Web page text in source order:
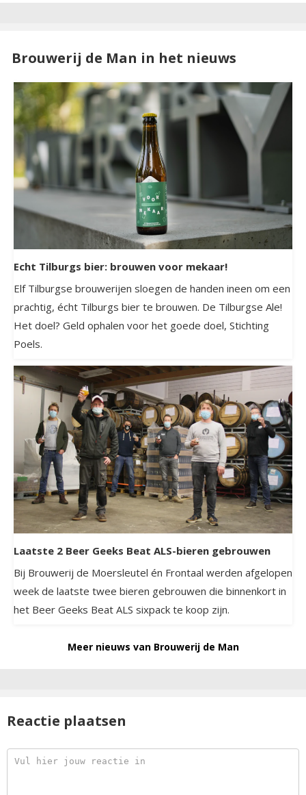
Brouwerij de Man in het nieuws
Echt Tilburgs bier: brouwen voor mekaar!
Elf Tilburgse brouwerijen sloegen de handen ineen om een
prachtig, écht Tilburgs bier te brouwen. De Tilburgse Ale!
Het doel? Geld ophalen voor het goede doel, Stichting
Poels.
Laatste 2 Beer Geeks Beat ALS-bieren gebrouwen
Bij Brouwerij de Moersleutel én Frontaal werden afgelopen
week de laatste twee bieren gebrouwen die binnenkort in
het Beer Geeks Beat ALS sixpack te koop zijn.
Meer nieuws van Brouwerij de Man
Reactie plaatsen